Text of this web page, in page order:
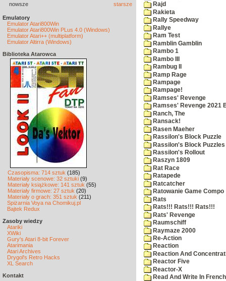
nowsze starsze
Emulatory
Emulator Atari800Win
Emulator Atari800Win PLus 4.0 (Windows)
Emulator Atari++ (multiplatform)
Emulator Altirra (Windows)
Biblioteka Atarowca
Czasopisma: 714 sztuk (185)
Materiały scenowe: 32 sztuki (9)
Materiały książkowe: 141 sztuk (55)
Materiały firmowe: 27 sztuk (20)
Materiały o grach: 351 sztuk (211)
Spiżarnia Voya na Chomikuj.pl
Bajtek Redux
Zasoby wiedzy
Atariki
XWiki
Gury's Atari 8-bit Forever
Atarimania
Atari Archives
Drygol's Retro Hacks
XL Search
Kontakt
Rajd
Rakieta
Rally Speedway
Rallye
Ram Test
Ramblin Gamblin
Rambo 1
Rambo III
Rambug II
Ramp Rage
Rampage
Rampage!
Ramses' Revenge
Ramses' Revenge 2021
Ranch, The
Ransack!
Rasen Maeher
Rassilon's Block Puzzle
Rassilon's Block Puzzles
Rassilon's Rollout
Raszyn 1809
Rat Race
Ratapede
Ratcatcher
Ratowanie Game Compo
Rats
Rats!!! Rats!!! Rats!!!
Rats' Revenge
Raumschiff
Raymaze 2000
Re-Action
Reaction
Reaction And
Reactor Five
Reactor-X
Read And Write In